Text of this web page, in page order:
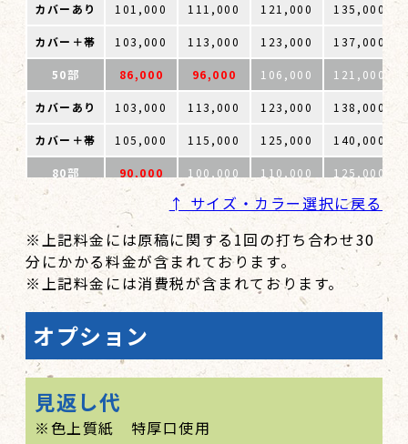
カバーあり 101,000 111,000 121,000 135,000
カバー＋帯 103,000 113,000 123,000 137,000
50部 86,000 96,000 106,000 121,000
カバーあり 103,000 113,000 123,000 138,000
カバー＋帯 105,000 115,000 125,000 140,000
80部 90,000 100,000 110,000 125,000
カバーあり 109,000 119,000 129,000 144,000
カバー＋帯 111,000 121,000 131,000 146,000
100部 96,000 108,000 116,000 133,000
カバーあり 127,000 135,000 152,000
カバー＋帯 117,000
99,000 114,000 121,000 138,000
カバーあり 124,000
カバー＋帯 127,500 142,500
↑ サイズ・カラー選択に戻る
※上記料金には原稿に関する1回の打ち合わせ30
分にかかる料金が含まれております。
※上記料金には消費税が含まれております。
オプション
見返し代
※色上質紙 特厚口使用